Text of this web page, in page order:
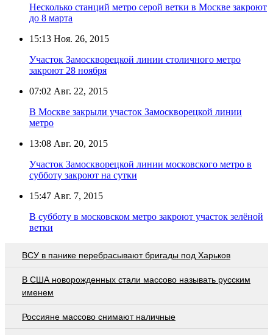
Несколько станций метро серой ветки в Москве закроют
до 8 марта
15:13 Ноя. 26, 2015
Участок Замоскворецкой линии столичного метро
закроют 28 ноября
07:02 Авг. 22, 2015
В Москве закрыли участок Замоскворецкой линии
метро
13:08 Авг. 20, 2015
Участок Замоскворецкой линии московского метро в
субботу закроют на сутки
15:47 Авг. 7, 2015
В субботу в московском метро закроют участок зелёной
ветки
ВСУ в панике перебрасывают бригады под Харьков
В США новорожденных стали массово называть русским
именем
Россияне массово снимают наличные